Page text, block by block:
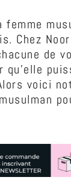
femme
Chez
de
qu’elle
voici